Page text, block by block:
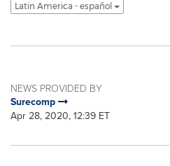
Latin America - español
NEWS PROVIDED BY
Surecomp
Apr 28, 2020, 12:39 ET